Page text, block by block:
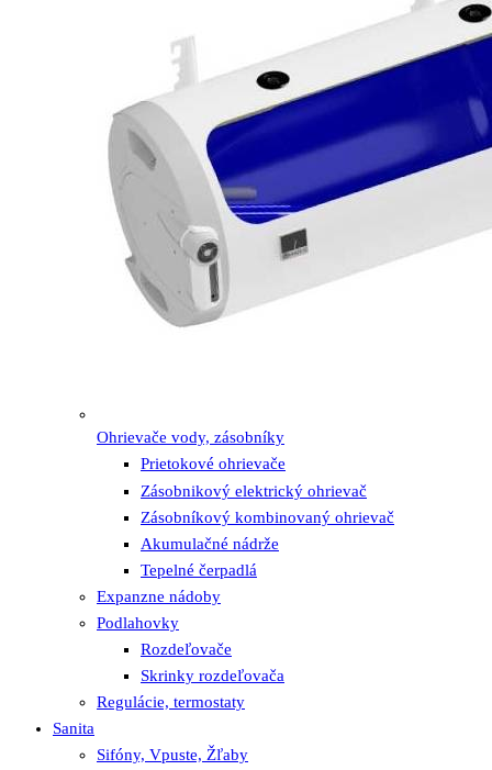
Ohrievače vody, zásobníky
Prietokové ohrievače
Zásobnikový elektrický ohrievač
Zásobníkový kombinovaný ohrievač
Akumulačné nádrže
Tepelné čerpadlá
Expanzne nádoby
Podlahovky
Rozdeľovače
Skrinky rozdeľovača
Regulácie, termostaty
Sanita
Sifóny, Vpuste, Žľaby